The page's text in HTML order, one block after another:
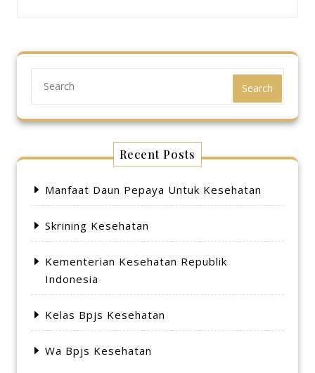
Search
Recent Posts
Manfaat Daun Pepaya Untuk Kesehatan
Skrining Kesehatan
Kementerian Kesehatan Republik
Indonesia
Kelas Bpjs Kesehatan
Wa Bpjs Kesehatan